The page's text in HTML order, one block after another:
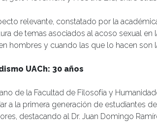
relevante, constatado por la
de temas asociados al acoso sexual
hombres y cuando las que lo hacen son
UACh: 30 años
de la Facultad de Filosofía y
a la primera generación de estudiantes
destacando al Dr. Juan Domingo